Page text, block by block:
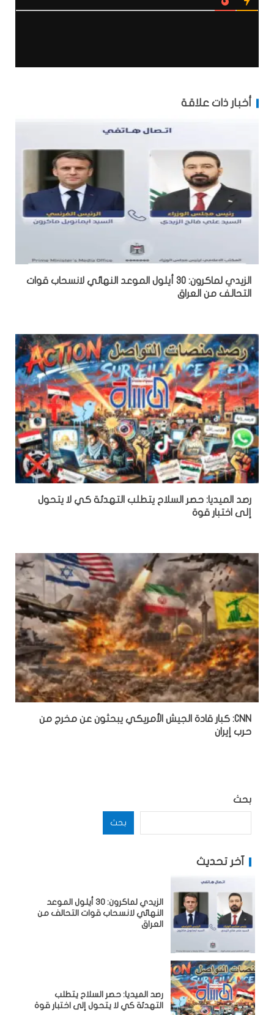
أخبار ذات علاقة
الزيدي لماكرون: 30 أيلول الموعد النهائي لانسحاب قوات
التحالف من العراق
رصد الميديا: حصر السلاح يتطلب التهدئة كي لا يتحول
إلى اختبار قوة
CNN: كبار قادة الجيش الأمريكي يبحثون عن مخرج من
حرب إيران
بحث
بحث
آخر تحديث
الزيدي لماكرون: 30 أيلول الموعد
النهائي لانسحاب قوات التحالف من
العراق
رصد الميديا: حصر السلاح يتطلب
التهدئة كي لا يتحول إلى اختبار قوة